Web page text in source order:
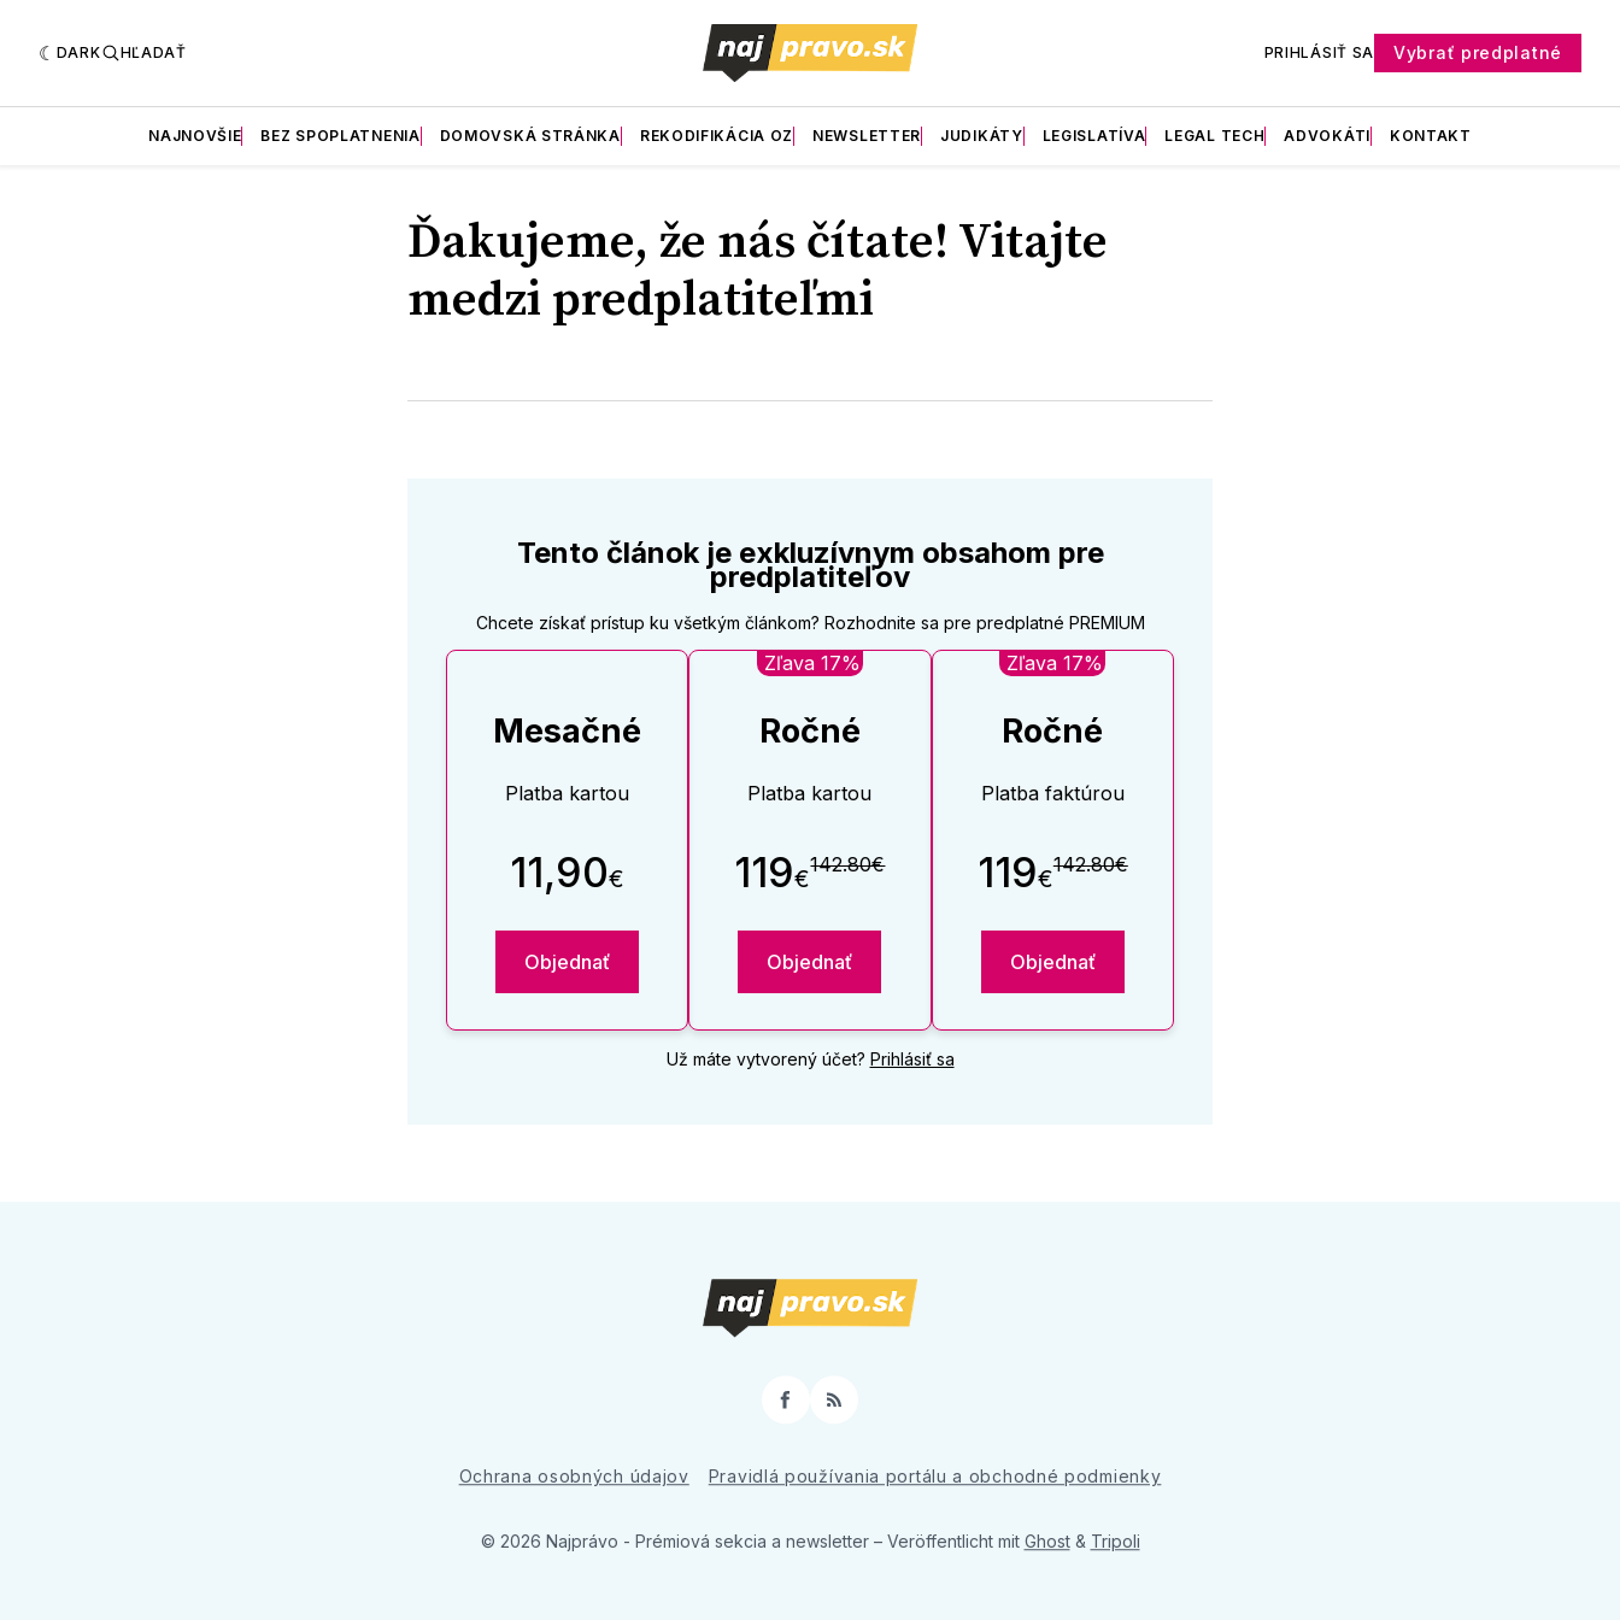
DARK HĽADAŤ PRIHLÁSIŤ SA Vybrať predplatné
NAJNOVŠIE BEZ SPOPLATNENIA DOMOVSKÁ STRÁNKA REKODIFIKÁCIA OZ NEWSLETTER JUDIKÁTY LEGISLATÍVA LEGAL TECH ADVOKÁTI KONTAKT
Ďakujeme, že nás čítate! Vitajte
medzi predplatiteľmi
Tento článok je exkluzívnym obsahom pre
predplatiteľov
Chcete získať prístup ku všetkým článkom? Rozhodnite sa pre predplatné PREMIUM
Mesačné
Platba kartou
11,90€
Objednať
Zľava 17%
Ročné
Platba kartou
119€142.80€
Objednať
Zľava 17%
Ročné
Platba faktúrou
119€142.80€
Objednať
Už máte vytvorený účet? Prihlásiť sa
Facebook
RSS
Ochrana osobných údajov Pravidlá používania portálu a obchodné podmienky
© 2026 Najprávo - Prémiová sekcia a newsletter – Veröffentlicht mit Ghost& Tripoli